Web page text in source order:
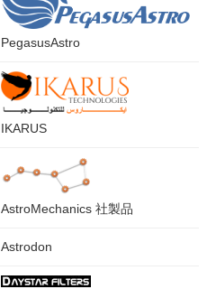
PegasusAstro
IKARUS
AstroMechanics 社製品
Astrodon